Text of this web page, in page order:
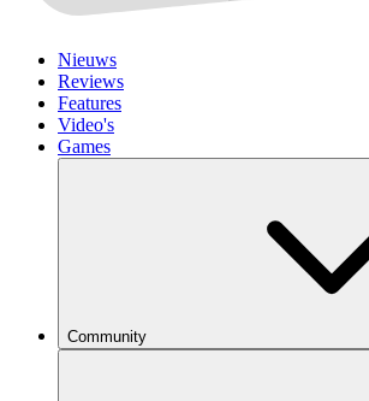
Nieuws
Reviews
Features
Video's
Games
Community